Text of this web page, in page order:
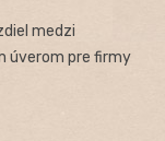
medzi
úverom pre firmy